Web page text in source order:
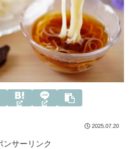
2025.07.20
ンサーリンク